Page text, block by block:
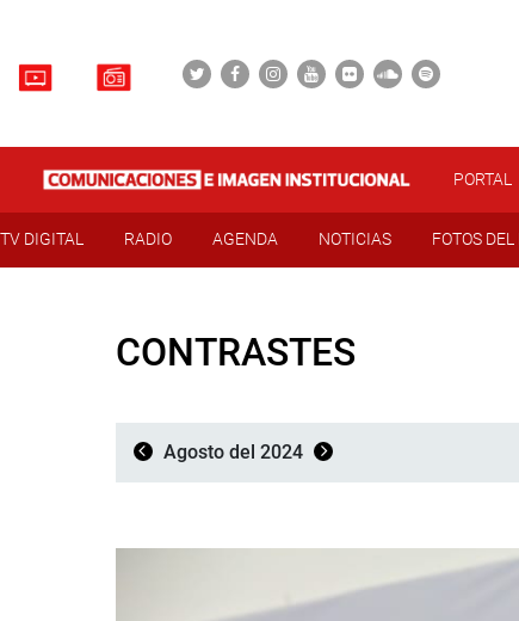
PORTAL
TV DIGITAL RADIO AGENDA NOTICIAS FOTOS DEL
CONTRASTES
Agosto del 2024